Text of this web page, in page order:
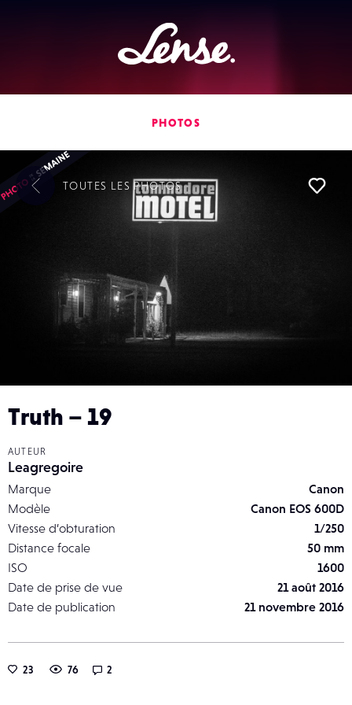
Lense
PHOTOS
Truth – 19
AUTEUR
Leagregoire
Marque
Canon
Modèle
Canon EOS 600D
Vitesse d’obturation
1/250
Distance focale
50 mm
ISO
1600
Date de prise de vue
21 août 2016
Date de publication
21 novembre 2016
23 76 2
TOUTES LESPHOTOS